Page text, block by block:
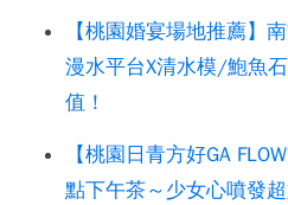
【桃園婚宴場地推薦】
漫水平台X清水模/鮑魚
值！
【桃園日青方好GA
點下午茶～少女心噴發超